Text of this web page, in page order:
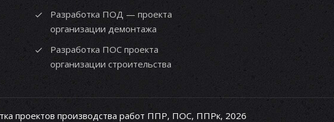
Разработка ПОД — проекта
организации демонтажа
Разработка ПОС проекта
организации строительства
проектов производства работ ППР, ПОС, ППРк, 2026